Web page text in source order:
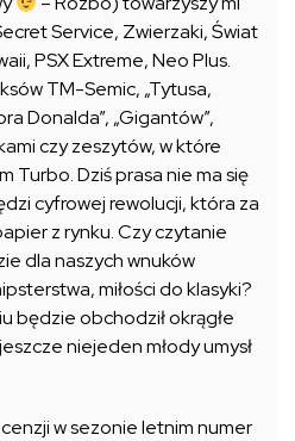
Service, Zwierzaki, Świat
PSX Extreme, Neo Plus.
TM-Semic, „Tytusa,
Donalda”, „Gigantów”,
czy zeszytów, w które
Turbo. Dziś prasa nie ma się
cyfrowej rewolucji, która za
z rynku. Czy czytanie
dla naszych wnuków
miłości do klasyki?
będzie obchodził okrągłe
niejeden młody umysł
w sezonie letnim numer